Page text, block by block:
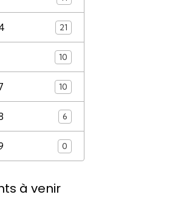
21
10
10
6
0
à venir